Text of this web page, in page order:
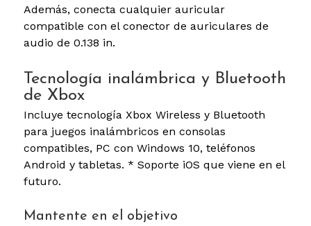
Además, conecta cualquier auricular
compatible con el conector de auriculares de
audio de 0.138 in.
Tecnología inalámbrica y Bluetooth
de Xbox
Incluye tecnología Xbox Wireless y Bluetooth
para juegos inalámbricos en consolas
compatibles, PC con Windows 10, teléfonos
Android y tabletas. * Soporte iOS que viene en el
futuro.
Mantente en el objetivo